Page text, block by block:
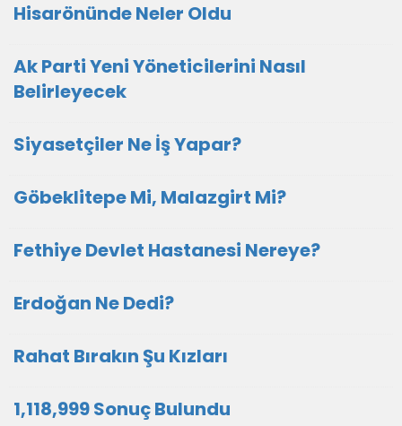
Hisarönünde Neler Oldu
Ak Parti Yeni Yöneticilerini Nasıl
Belirleyecek
Siyasetçiler Ne İş Yapar?
Göbeklitepe Mi, Malazgirt Mi?
Fethiye Devlet Hastanesi Nereye?
Erdoğan Ne Dedi?
Rahat Bırakın Şu Kızları
1,118,999 Sonuç Bulundu